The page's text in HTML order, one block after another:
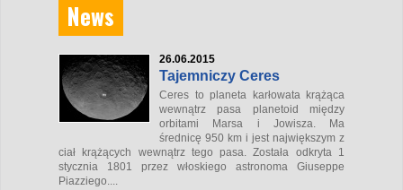
News
26.06.2015
Tajemniczy Ceres
Ceres to planeta karłowata krążąca
wewnątrz pasa planetoid między
orbitami Marsa i Jowisza. Ma
średnicę 950 km i jest największym z
ciał krążących wewnątrz tego pasa. Została odkryta 1
stycznia 1801 przez włoskiego astronoma Giuseppe
Piazziego....